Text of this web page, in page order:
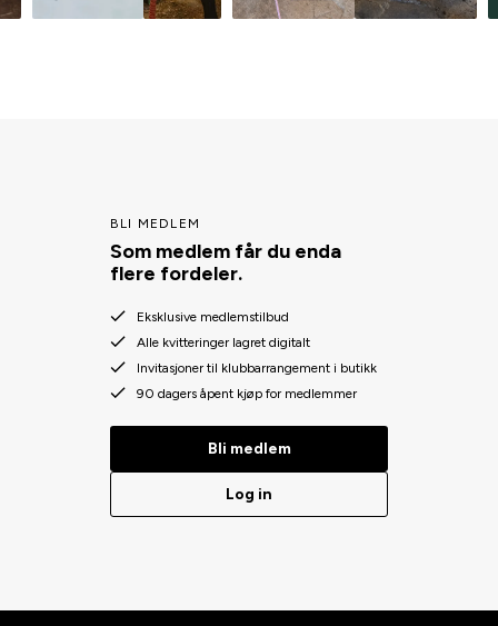
BLI MEDLEM
Som medlem får du enda
flere fordeler.
Eksklusive medlemstilbud
Alle kvitteringer lagret digitalt
Invitasjoner til klubbarrangement i butikk
90 dagers åpent kjøp for medlemmer
Bli medlem
Log in